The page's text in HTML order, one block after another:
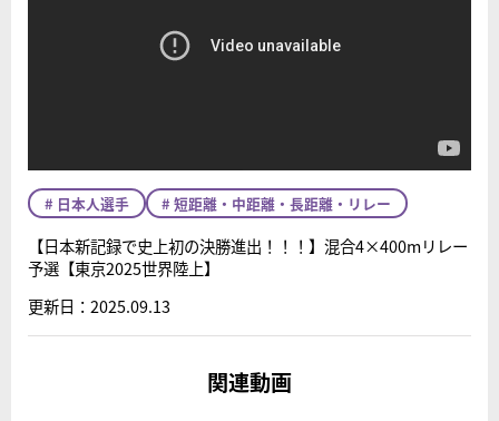
# 日本人選手 # 短距離・中距離・長距離・リレー
【日本新記録で史上初の決勝進出！！！】混合4×400mリレー
予選【東京2025世界陸上】
更新日：2025.09.13
関連動画